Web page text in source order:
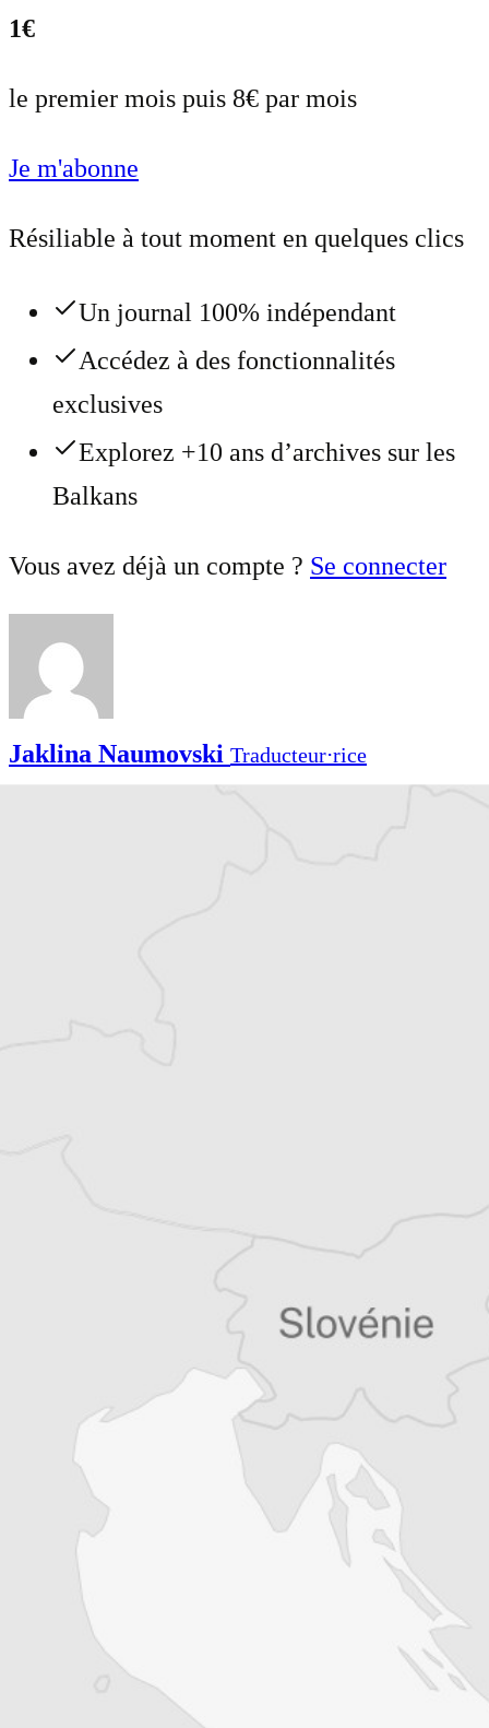
1€
le premier mois puis 8€ par mois
Je m'abonne
Résiliable à tout moment en quelques clics
Un journal 100% indépendant
Accédez à des fonctionnalités
exclusives
Explorez +10 ans d’archives sur les
Balkans
Vous avez déjà un compte ? Se connecter
Jaklina Naumovski Traducteur⋅rice